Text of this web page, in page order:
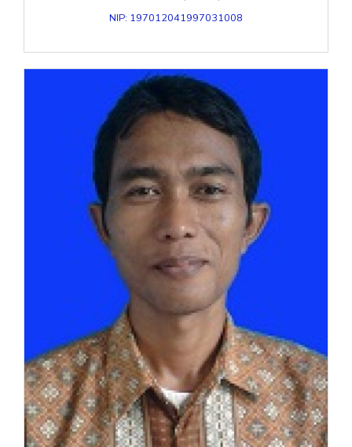
NIP: 197012041997031008